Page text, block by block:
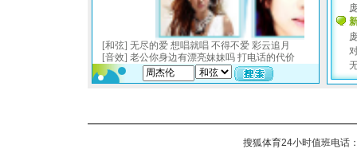
搜狐体育24小时值班电话